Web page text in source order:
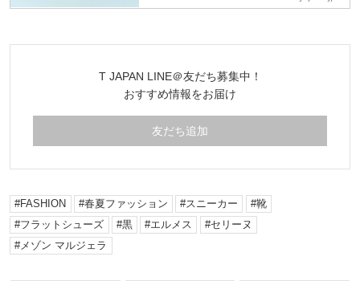
る楽しいチャームを厳選ご紹介。バッグの
しょう！
T JAPAN LINE＠友だち募集中！
おすすめ情報をお届け
友だち追加
FASHION 春夏ファッション スニーカー
靴
フラットシューズ
黒 エルメス
セリーヌ
メゾン マルジェラ